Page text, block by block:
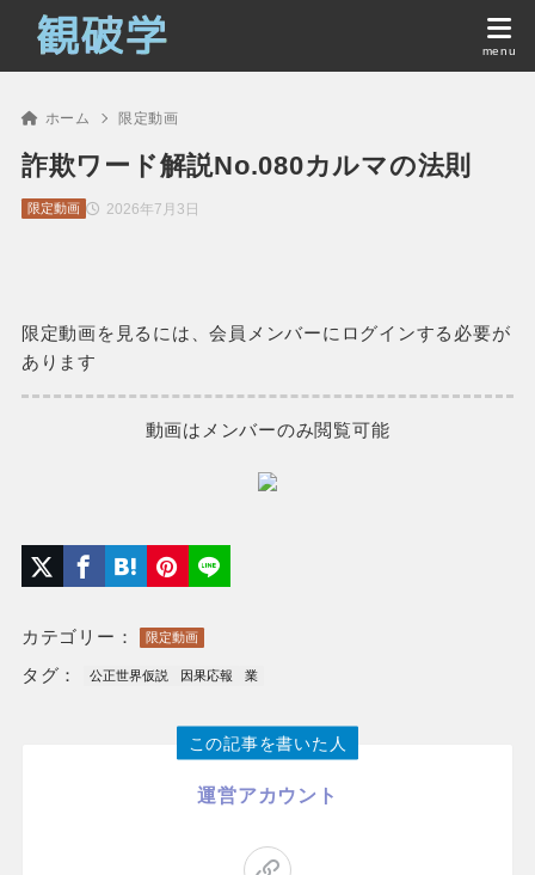
ホーム 限定動画
詐欺ワード解説No.080カルマの法則
2026年7月3日
限定動画
限定動画を見るには、会員メンバーにログインする必要が
あります
動画はメンバーのみ閲覧可能
カテゴリー： 限定動画
タグ： 公正世界仮説 因果応報 業
この記事を書いた人
運営アカウント